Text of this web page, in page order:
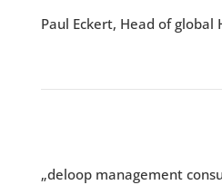
Paul Eckert, Head of global
„deloop management